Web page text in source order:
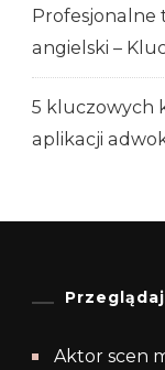
Profesjonalne
angielski –
5 kluczowych
aplikacji
Aktor scen